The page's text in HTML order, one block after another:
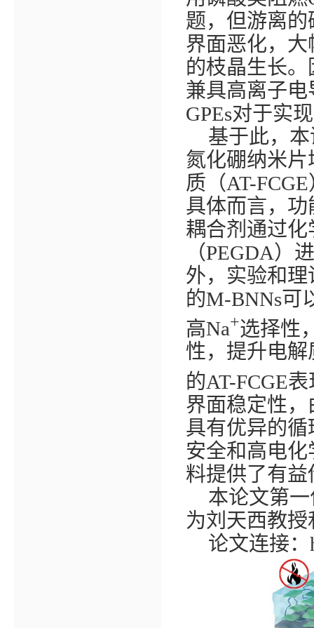
题，但游离
界面恶化，
的枝晶生长
兼具高离子
GPEs对于实
基于此，
氮化硼纳米
质（AT-FCGE
具体而言，
耦合剂通过
（PEGDA）
外，实验和
的M-BNNs可
高Na+选择性
性，提升电
的AT-FCGE表
界面稳定性
具有优异的
安全和高电
料提供了有益
本论文第
为刘天西教
论文连接：